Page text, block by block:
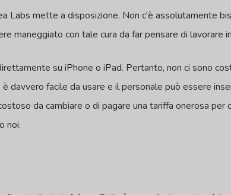
Labs mette a disposizione. Non c'è assolutamente
maneggiato con tale cura da far pensare di lavorare
su iPhone o iPad. Pertanto, non ci sono
davvero facile da usare e il personale può essere
da cambiare o di pagare una tariffa onerosa per
noi.